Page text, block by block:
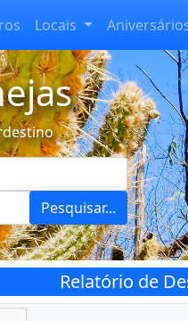
Locais
Pesquisar...
Relatório de